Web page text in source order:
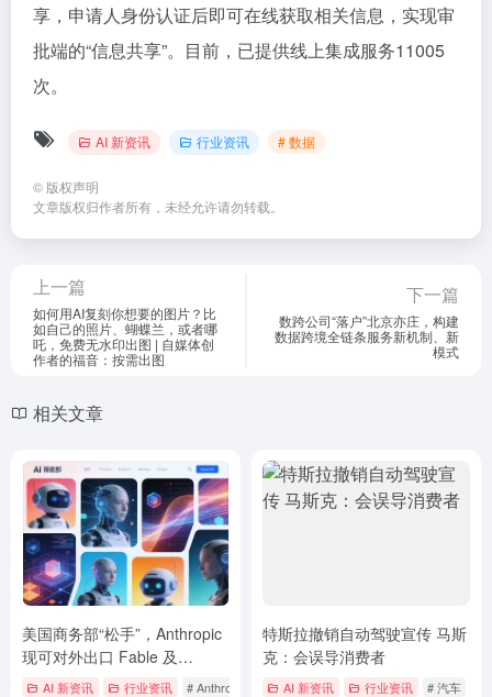
享，申请人身份认证后即可在线获取相关信息，实现审
批端的“信息共享”。目前，已提供线上集成服务11005
次。
AI 新资讯 行业资讯 # 数据
© 版权声明
文章版权归作者所有，未经允许请勿转载。
上一篇
如何用AI复刻你想要的图片？比
如自己的照片、蝴蝶兰，或者哪
吒，免费无水印出图 | 自媒体创
作者的福音：按需出图
下一篇
数跨公司“落户”北京亦庄，构建
数据跨境全链条服务新机制、新
模式
相关文章
美国商务部“松手”，Anthropic
现可对外出口 Fable 及
Mythos AI 模型
AI 新资讯 行业资讯 # Anthropic
特斯拉撤销自动驾驶宣传 马斯
克：会误导消费者
AI 新资讯 行业资讯 # 汽车